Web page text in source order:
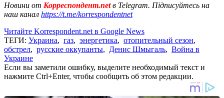
Новини от Корреспондент.netв Telegram. Підписуйтесь на
наш канал https://t.me/korrespondentnet
Читайте Korrespondent.net в Google News
ТЕГИ: Украина, газ, энергетика, отопительный сезон,
обстрел, русские оккупанты, Денис Шмыгаль, Война в
Украине
Если вы заметили ошибку, выделите необходимый текст и
нажмите Ctrl+Enter, чтобы сообщить об этом редакции.